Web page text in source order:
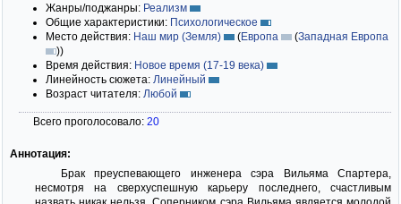
Жанры/поджанры: Реализм
Общие характеристики: Психологическое
Место действия: Наш мир (Земля) (Европа (Западная Европа
))
Время действия: Новое время (17-19 века)
Линейность сюжета: Линейный
Возраст читателя: Любой
Всего проголосовало: 20
Аннотация:
Брак преуспевающего инженера сэра Вильяма Спартера,
несмотря на сверхуспешную карьеру последнего, счастливым